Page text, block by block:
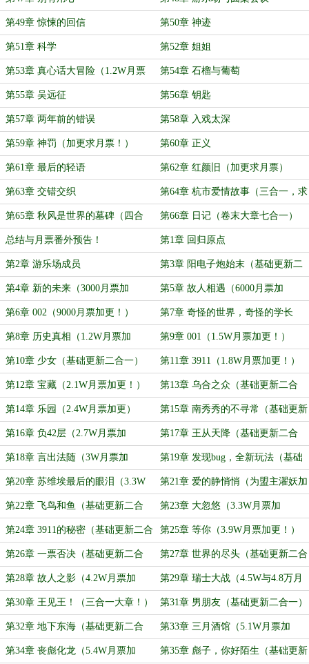
第49章 惊悚的回信 第50章 神迹
第51章 科学 第52章 姐姐
第53章 真心话大冒险（1.2W月票
加更）
第54章 石榴与葡萄
第55章 吴远征 第56章 钥匙
第57章 两年前的错误 第58章 入戏太深
第59章 神罚（加更求月票！） 第60章 正义
第61章 最后的轻语 第62章 红颜旧（加更求月票）
第63章 交错交织 第64章 杭市爱情故事（三合一，求
月票）
第65章 秋风是世界的墓碑（四合
一，求月票）
第66章 日记（卷末大章七合一）
总结与月票番外预告！ 第1章 回归原点
第2章 游乐场成员 第3章 阳电子炮始末（基础更新二
合一）
第4章 新的未来（3000月票加
更！）
第5章 故人相遇（6000月票加
更！）
第6章 002（9000月票加更！） 第7章 奇怪的世界，奇怪的学长
（基础更新二合一）
第8章 历史真相（1.2W月票加
更！）
第9章 001（1.5W月票加更！）
第10章 少女（基础更新二合一） 第11章 3911（1.8W月票加更！）
第12章 宝藏（2.1W月票加更！） 第13章 乌合之众（基础更新二合
一）
第14章 乐园（2.4W月票加更） 第15章 南秀秀的不寻常（基础更新
二合一）
第16章 负42层（2.7W月票加
更！）
第17章 王从天降（基础更新二合
一）
第18章 言出法随（3W月票加
更！）
第19章 发现bug，全新玩法（基础
更新二合一）
第20章 苏维埃最后的眼泪（3.3W
月票加更！）
第21章 爱的静悄悄（为盟主濯妖加
更！）
第22章 飞鸟和鱼（基础更新二合
一）
第23章 大忽悠（3.3W月票加
更！）
第24章 3911的秘密（基础更新二合
一）
第25章 等你（3.9W月票加更！）
第26章 一票否决（基础更新二合
一）
第27章 世界的尽头（基础更新二合
一）
第28章 故人之影（4.2W月票加
更）
第29章 瑞士大战（4.5W与4.8万月
票加更二合一）
第30章 王见王！（三合一大章！） 第31章 男朋友（基础更新二合一）
第32章 地下东海（基础更新二合
一）
第33章 三月酒馆（5.1W月票加
更！）
第34章 丧彪化龙（5.4W月票加 第35章 彪子，你好陌生（基础更新